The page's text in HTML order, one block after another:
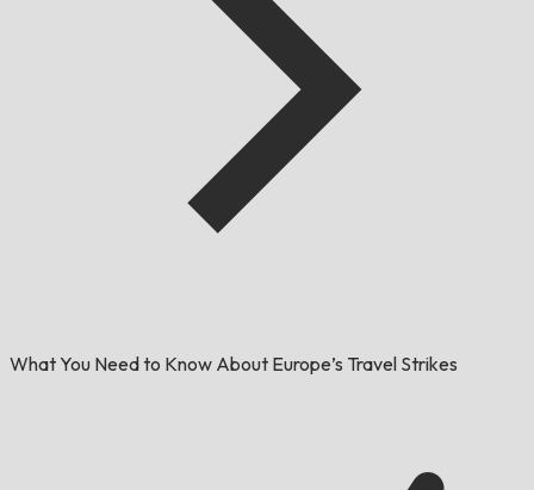
What You Need to Know About Europe’s Travel Strikes